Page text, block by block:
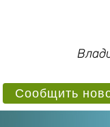
Сообщить